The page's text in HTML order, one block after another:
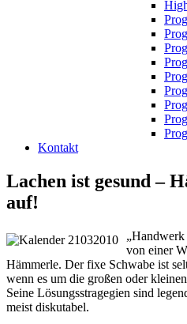
Kontakt
Lachen ist gesund –
auf!
von einer
Hämmerle. Der fixe Schwabe ist
wenn es um die großen oder
Seine Lösungsstragegien sind
meist diskutabel.